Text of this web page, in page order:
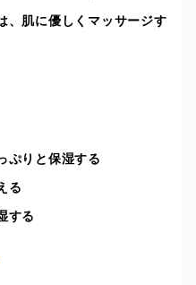
、肌に優しくマッサージす
ぷりと保湿する
る
する